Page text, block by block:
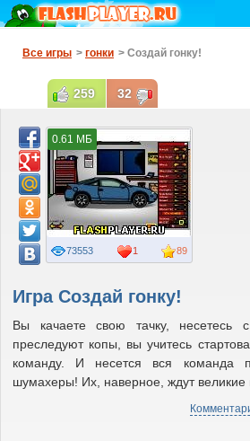
Все игры > гонки > Создай гонку!
Игра Создай гонку!
Вы качаете свою тачку, несетесь
преследуют копы, вы учитесь
команду. И несется вся команда
шумахеры! Их, наверное, ждут великие
89
73553 1
0.61 МБ
259 32